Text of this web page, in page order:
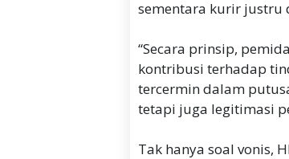
sementara kurir justru
“Secara prinsip,
kontribusi terhadap
tercermin dalam
tetapi juga legitimasi
Tak hanya soal vonis,